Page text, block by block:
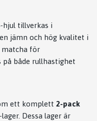
hjul tillverkas i
jämn och hög kvalitet i
matcha för
på både rullhastighet
ett komplett 2-pack
Dessa lager är